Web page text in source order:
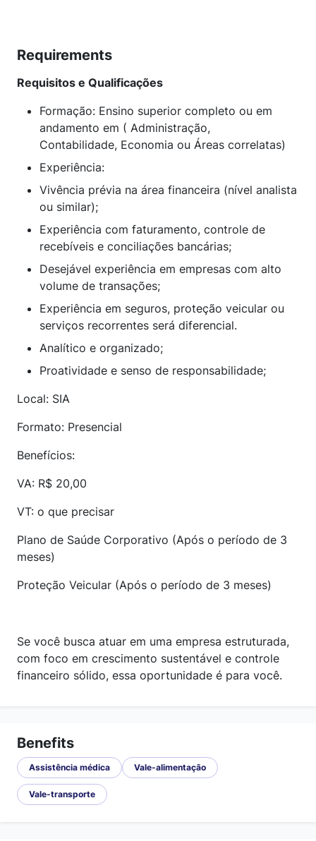
Requirements
Requisitos e Qualificações
Formação: Ensino superior completo ou em
andamento em ( Administração,
Contabilidade, Economia ou Áreas correlatas)
Experiência:
Vivência prévia na área financeira (nível analista
ou similar);
Experiência com faturamento, controle de
recebíveis e conciliações bancárias;
Desejável experiência em empresas com alto
volume de transações;
Experiência em seguros, proteção veicular ou
serviços recorrentes será diferencial.
Analítico e organizado;
Proatividade e senso de responsabilidade;
Local: SIA
Formato: Presencial
Benefícios:
VA: R$ 20,00
VT: o que precisar
Plano de Saúde Corporativo (Após o período de 3
meses)
Proteção Veicular (Após o período de 3 meses)
Se você busca atuar em uma empresa estruturada,
com foco em crescimento sustentável e controle
financeiro sólido, essa oportunidade é para você.
Benefits
Assistência médica Vale-alimentação
Vale-transporte